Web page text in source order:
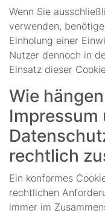
Wenn Sie
verwenden,
Einholung einer
Nutzer dennoch in
Einsatz dieser
Wie
Impressum
rechtlich
Ein konformes
rechtlichen
immer im